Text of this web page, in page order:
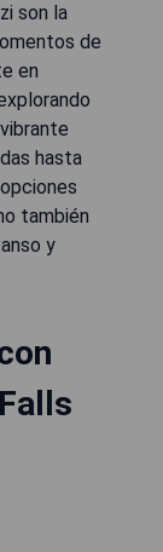
son la
de
en
hasta
también
y